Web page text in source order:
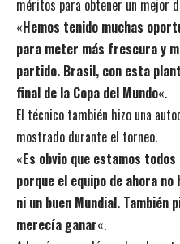
méritos para obtener un mejor
«Hemos tenido muchas
para meter más frescura y
partido. Brasil, con esta
final de la Copa del Mundo«.
El técnico también hizo una
mostrado durante el torneo.
«Es obvio que estamos
porque el equipo de ahora
ni un buen Mundial. También
merecía ganar«.